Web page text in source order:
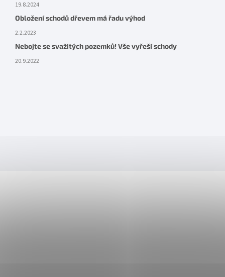
19.8.2024
Obložení schodů dřevem má řadu výhod
2.2.2023
Nebojte se svažitých pozemků! Vše vyřeší schody
20.9.2022